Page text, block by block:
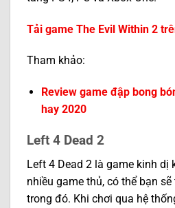
Tải game The Evil Within 2
Tham khảo:
Review game đập bong
hay 2020
Left 4 Dead 2
Left 4 Dead 2 là game kinh dị
nhiều game thủ, có thể bạn
trong đó. Khi chơi qua hệ